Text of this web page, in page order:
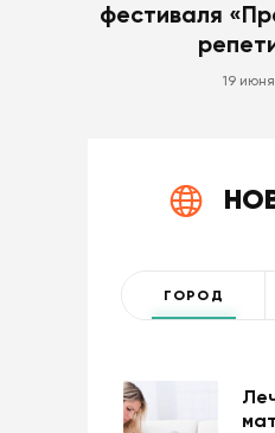
фестиваля
19
ГОРОД